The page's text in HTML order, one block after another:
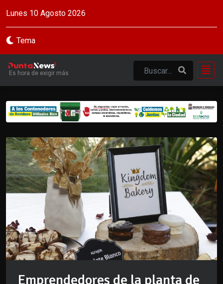
Lunes 10 Agosto 2026
Tema
Es hora de exigir más
Emprendedores de la planta de